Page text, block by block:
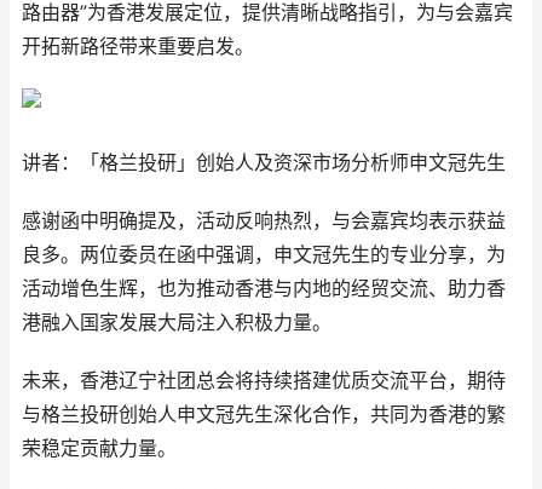
路由器”为香港发展定位，提供清晰战略指引，为与会嘉宾
开拓新路径带来重要启发。
讲者：「格兰投研」创始人及资深市场分析师申文冠先生
感谢函中明确提及，活动反响热烈，与会嘉宾均表示获益
良多。两位委员在函中强调，申文冠先生的专业分享，为
活动增色生辉，也为推动香港与内地的经贸交流、助力香
港融入国家发展大局注入积极力量。
未来，香港辽宁社团总会将持续搭建优质交流平台，期待
与格兰投研创始人申文冠先生深化合作，共同为香港的繁
荣稳定贡献力量。